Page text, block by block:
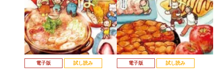
電子版 試し読み 電子版 試し読み